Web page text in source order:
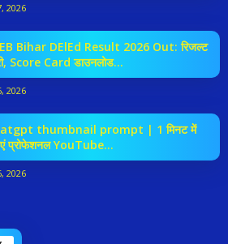
2026
Bihar DElEd Result 2026 Out: रिजल्ट
Score Card डाउनलोड...
2026
thumbnail prompt | 1 मिनट में
प्रोफेशनल YouTube...
2026